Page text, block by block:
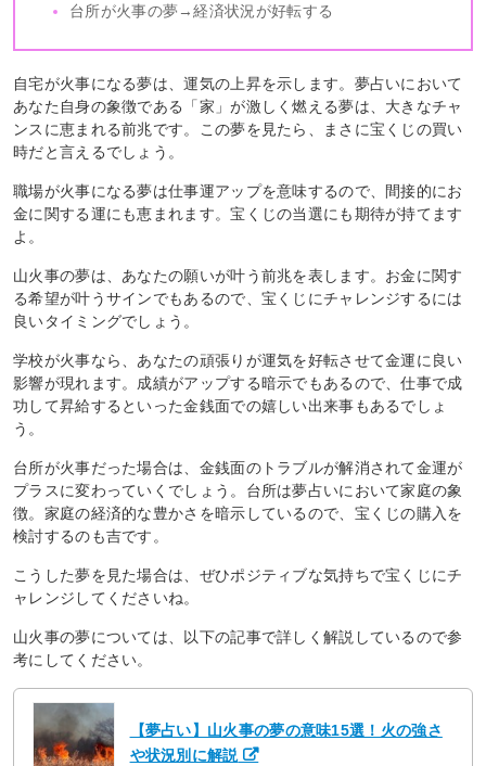
台所が火事の夢→経済状況が好転する
自宅が火事になる夢は、運気の上昇を示します。夢占いにおいて
あなた自身の象徴である「家」が激しく燃える夢は、大きなチャ
ンスに恵まれる前兆です。この夢を見たら、まさに宝くじの買い
時だと言えるでしょう。
職場が火事になる夢は仕事運アップを意味するので、間接的にお
金に関する運にも恵まれます。宝くじの当選にも期待が持てます
よ。
山火事の夢は、あなたの願いが叶う前兆を表します。お金に関す
る希望が叶うサインでもあるので、宝くじにチャレンジするには
良いタイミングでしょう。
学校が火事なら、あなたの頑張りが運気を好転させて金運に良い
影響が現れます。成績がアップする暗示でもあるので、仕事で成
功して昇給するといった金銭面での嬉しい出来事もあるでしょ
う。
台所が火事だった場合は、金銭面のトラブルが解消されて金運が
プラスに変わっていくでしょう。台所は夢占いにおいて家庭の象
徴。家庭の経済的な豊かさを暗示しているので、宝くじの購入を
検討するのも吉です。
こうした夢を見た場合は、ぜひポジティブな気持ちで宝くじにチ
ャレンジしてくださいね。
山火事の夢については、以下の記事で詳しく解説しているので参
考にしてください。
【夢占い】山火事の夢の意味15選！火の強さ
や状況別に解説